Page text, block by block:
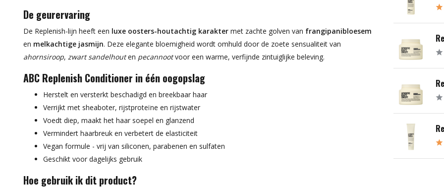
De geurervaring
De Replenish-lijn heeft een luxe oosters-houtachtig karakter met zachte golven van frangipanibloesem
en melkachtige jasmijn. Deze elegante bloemigheid wordt omhuld door de zoete sensualiteit van
ahornsiroop, zwart sandelhouten pecannootvoor een warme, verfijnde zintuiglijke beleving.
ABC Replenish Conditioner in één oogopslag
Herstelt en versterkt beschadigd en breekbaar haar
Verrijkt met sheaboter, rijstproteïne en rijstwater
Voedt diep, maakt het haar soepel en glanzend
Vermindert haarbreuk en verbetert de elasticiteit
Vegan formule - vrij van siliconen, parabenen en sulfaten
Geschikt voor dagelijks gebruik
Hoe gebruik ik dit product?